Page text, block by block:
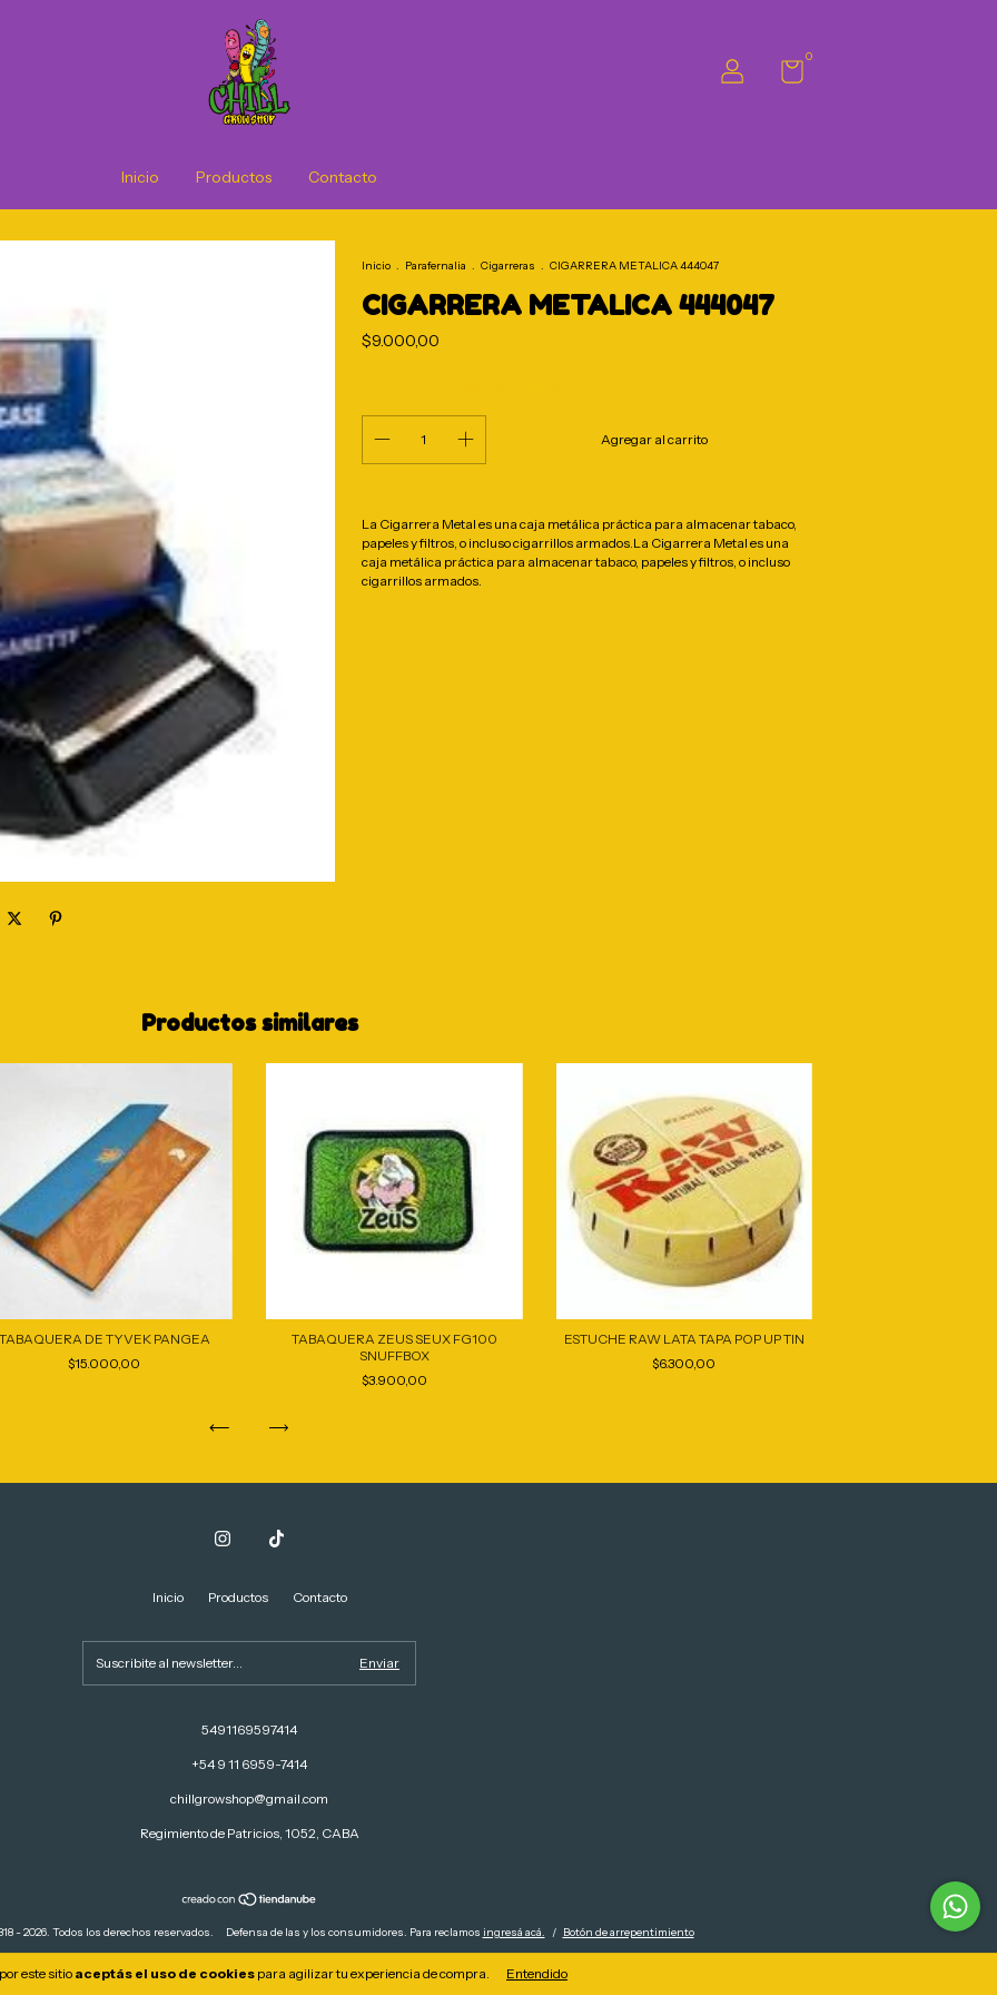
0
Inicio Productos Contacto
este sitio aceptás el uso de cookies para agilizar tu experiencia de compra. Entendido
Inicio . Parafernalia . Cigarreras . CIGARRERA METALICA 444047
CIGARRERA METALICA 444047
$9.000,00
La Cigarrera Metal es una caja metálica práctica para almacenar tabaco,
papeles y filtros, o incluso cigarrillos armados.La Cigarrera Metal es una
caja metálica práctica para almacenar tabaco, papeles y filtros, o incluso
cigarrillos armados.
Productos similares
TABAQUERA DE TYVEK PANGEA
$15.000,00
TABAQUERA ZEUS SEUX FG100
SNUFFBOX
$3.900,00
ESTUCHE RAW LATA TAPA POP UP TIN
$6.300,00
Inicio Productos Contacto
5491169597414
+54 9 11 6959-7414
chillgrowshop@gmail.com
Regimiento de Patricios, 1052, CABA
- 2026. Todos los derechos reservados. Defensa de las y los consumidores. Para reclamos ingresá acá. / Botón de arrepentimiento